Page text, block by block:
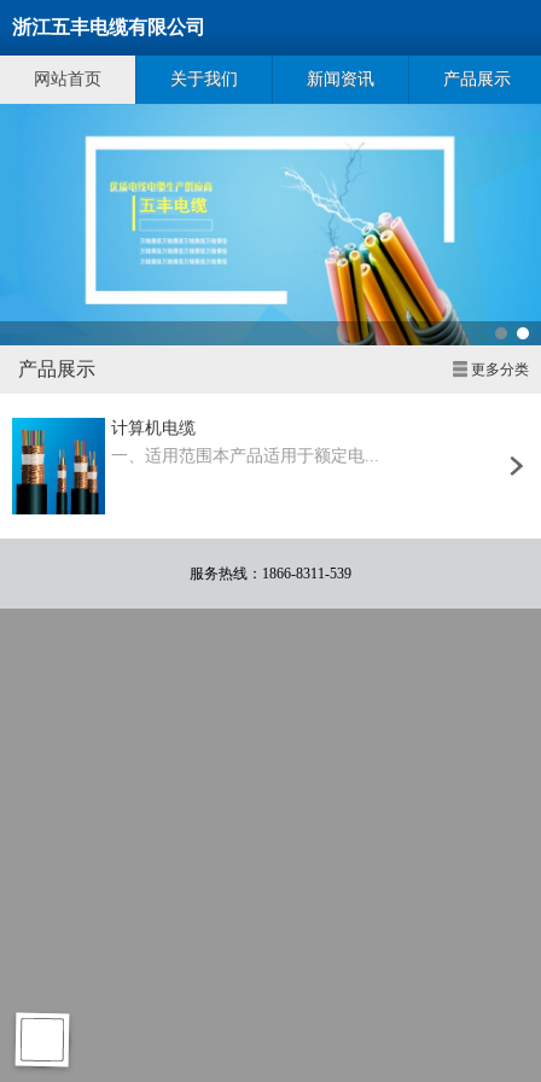
浙江五丰电缆有限公司
网站首页 关于我们 新闻资讯 产品展示
更多分类
产品展示
计算机电缆
一、适用范围本产品适用于额定电...
服务热线：1866-8311-539